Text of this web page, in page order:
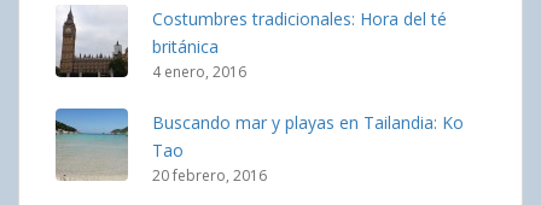
Costumbres tradicionales: Hora del té
británica
4 enero, 2016
Buscando mar y playas en Tailandia: Ko
Tao
20 febrero, 2016